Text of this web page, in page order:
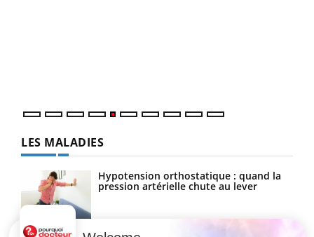
LES MALADIES
Hypotension orthostatique : quand la
pression artérielle chute au lever